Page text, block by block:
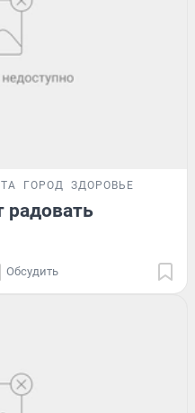
ГОРОД ЗДОРОВЬЕ
радовать
Обсудить